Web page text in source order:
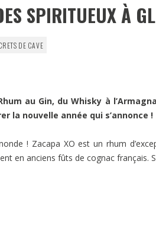
SPIRITUEUX À
DE CAVE
au Gin, du Whisky à
la nouvelle année qui s’annonce !
! Zacapa XO est un rhum
en anciens fûts de cognac